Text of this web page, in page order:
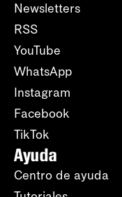
Newsletters
RSS
YouTube
WhatsApp
Instagram
Facebook
TikTok
Ayuda
Centro de ayuda